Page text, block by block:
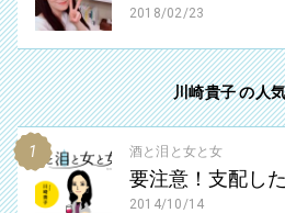
2018/02/23
川崎貴子 の人
酒と泪と女と女
要注意！支配し
2014/10/14